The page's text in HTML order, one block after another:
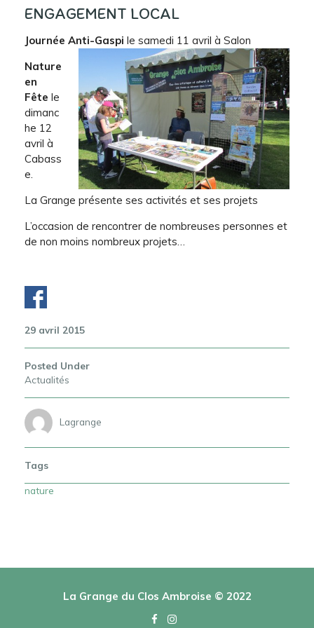
ENGAGEMENT LOCAL
Journée Anti-Gaspi le samedi 11 avril à Salon
Nature
en
Fête le
dimanc
he 12
avril à
Cabass
e.
La Grange présente ses activités et ses projets
L’occasion de rencontrer de nombreuses personnes et
de non moins nombreux projets…
29 avril 2015
Posted Under
Actualités
Lagrange
Tags
nature
La Grange du Clos Ambroise © 2022